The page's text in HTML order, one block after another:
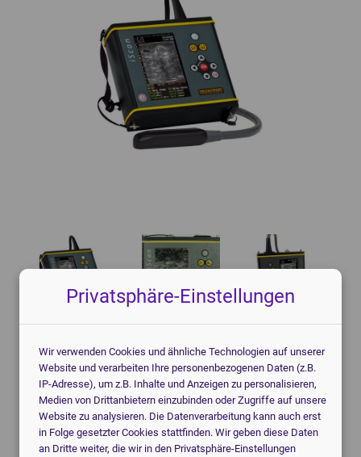
Mobile Röntgengeräte
Röntgendetektoren
Speicherfolienscanner
Veterinär Röntgengeräte
CT-Geräte
Patientenmonitore
POCT-Geräte
Endoskope
3D-Drucker Dental
Jetzt kostenlos anfragen!
Christoph Bartram, Geschäftsführung
Privatsphäre-Einstellungen
Wir verwenden Cookies und ähnliche Technologien auf unserer
Website und verarbeiten Ihre personenbezogenen Daten (z.B.
IP-Adresse), um z.B. Inhalte und Anzeigen zu personalisieren,
Medien von Drittanbietern einzubinden oder Zugriffe auf unsere
Website zu analysieren. Die Datenverarbeitung kann auch erst
in Folge gesetzter Cookies stattfinden. Wir geben diese Daten
an Dritte weiter, die wir in den Privatsphäre-Einstellungen